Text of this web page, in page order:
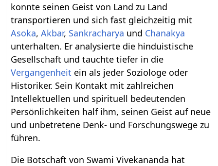
konnte seinen Geist von Land zu Land
transportieren und sich fast gleichzeitig mit
Asoka,Akbar, Sankracharya und Chanakya
unterhalten. Er analysierte die hinduistische
Gesellschaft und tauchte tiefer in die
Vergangenheit ein als jeder Soziologe oder
Historiker. Sein Kontakt mit zahlreichen
Intellektuellen und spirituell bedeutenden
Persönlichkeiten half ihm, seinen Geist auf neue
und unbetretene Denk- und Forschungswege zu
führen.
Die Botschaft von Swami Vivekananda hat